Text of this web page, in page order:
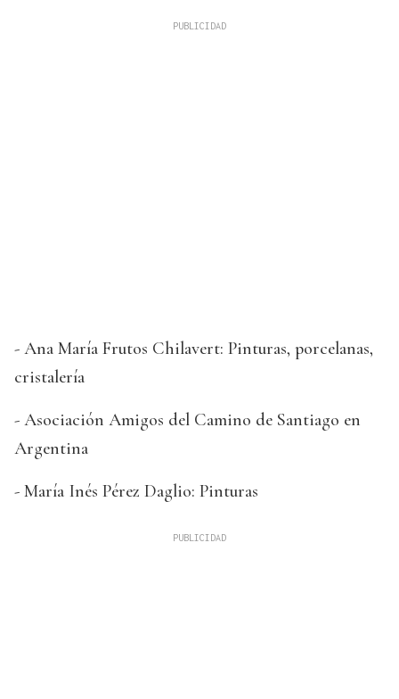
- Ana María Frutos Chilavert: Pinturas, porcelanas,
cristalería
- Asociación Amigos del Camino de Santiago en
Argentina
- María Inés Pérez Daglio: Pinturas